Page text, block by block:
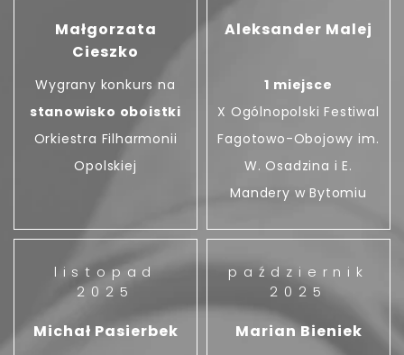
Małgorzata
Cieszko
Wygrany konkurs na
stanowisko oboistki
Orkiestra Filharmonii
Opolskiej
Aleksander Malej
1 miejsce
X Ogólnopolski Festiwal
Fagotowo-Obojowy im.
W. Osadzina i E.
Mandery w Bytomiu
listopad
2025
Michał Pasierbek
październik
2025
Marian Bieniek